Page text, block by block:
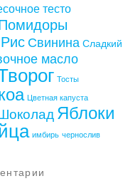
тесто
Рис Свинина Сладкий
масло
Тосты
Цветная капуста
Яблоки
имбирь чернослив